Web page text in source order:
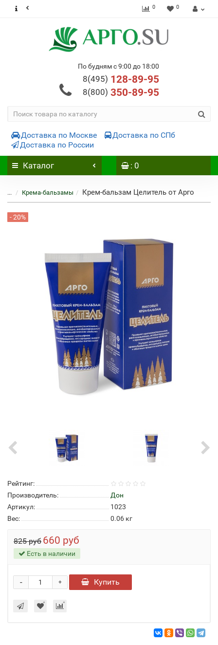
0 0
По будням с 9:00 до 18:00
8(495) 128-89-95
8(800) 350-89-95
Доставка по Москве
Доставка по СПб
Доставка по России
Каталог : 0
... Крема-бальзамы Крем-бальзам Целитель от Арго
- 20%
Рейтинг:
Производитель:
Дон
Артикул:
1023
Вес:
0.06 кг
825 руб 660 руб
Есть в наличии
+
- Купить